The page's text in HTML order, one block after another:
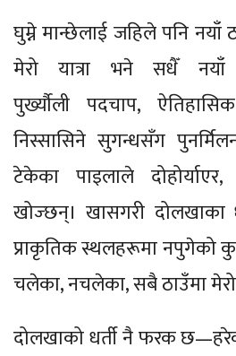
घुम्ने मान्छेलाई जहिले पनि नयाँ
मेरो यात्रा भने सधैँ नयाँ
पुर्ख्यौली पदचाप,
निस्सासिने सुगन्धसँग
टेकेका पाइलाले दोहोर्याएर,
खोज्छन्। खासगरी दोलखाका
प्राकृतिक स्थलहरूमा नपुगेको
चलेका, नचलेका, सबै ठाउँमा
दोलखाको धर्ती नै फरक